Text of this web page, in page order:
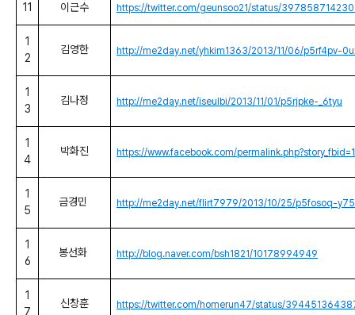
11 이근수 https://twitter.com/geunsoo21/status/
1
2
김영한 http://me2day.net/yhkim1363/2013/11/06/p5rf4pv-
1
3
김나정 http://me2day.net/iseulbi/2013/11/01/p5rjpke-_6tyu
1
4
박화진 https://www.facebook.com/
1
5
금경민 http://me2day.net/flirt7979/2013/10/25/p5fosoq-
1
6
봉선화 http://blog.naver.com/bsh1821/10178994949
1
7
신창훈 https://twitter.com/homerun47/status/